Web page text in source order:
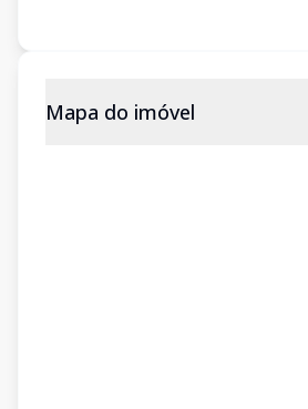
Mapa do imóvel